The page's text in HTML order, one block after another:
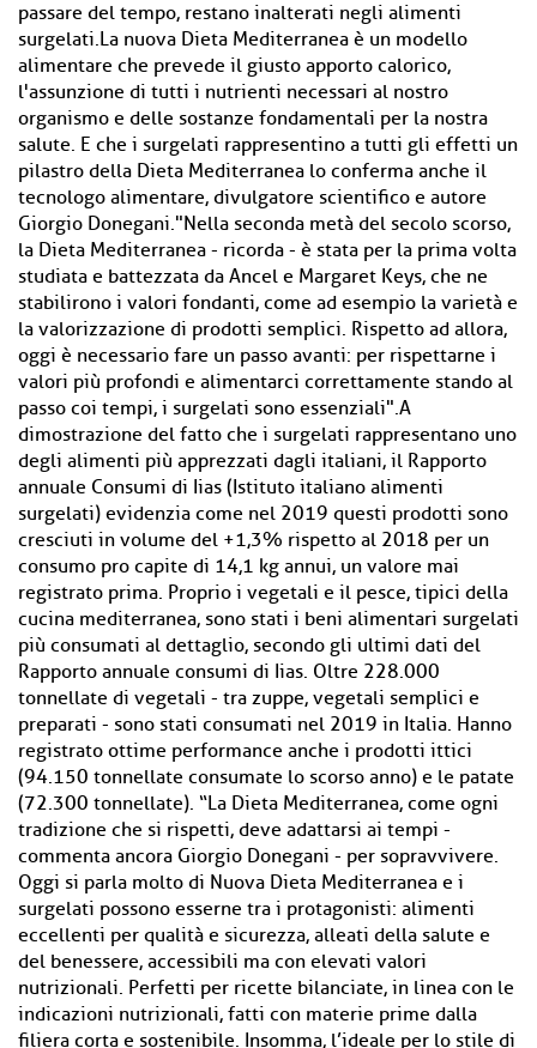
passare del tempo, restano inalterati negli alimenti
surgelati.La nuova Dieta Mediterranea è un modello
alimentare che prevede il giusto apporto calorico,
l'assunzione di tutti i nutrienti necessari al nostro
organismo e delle sostanze fondamentali per la nostra
salute. E che i surgelati rappresentino a tutti gli effetti un
pilastro della Dieta Mediterranea lo conferma anche il
tecnologo alimentare, divulgatore scientifico e autore
Giorgio Donegani."Nella seconda metà del secolo scorso,
la Dieta Mediterranea - ricorda - è stata per la prima volta
studiata e battezzata da Ancel e Margaret Keys, che ne
stabilirono i valori fondanti, come ad esempio la varietà e
la valorizzazione di prodotti semplici. Rispetto ad allora,
oggi è necessario fare un passo avanti: per rispettarne i
valori più profondi e alimentarci correttamente stando al
passo coi tempi, i surgelati sono essenziali".A
dimostrazione del fatto che i surgelati rappresentano uno
degli alimenti più apprezzati dagli italiani, il Rapporto
annuale Consumi di Iias (Istituto italiano alimenti
surgelati) evidenzia come nel 2019 questi prodotti sono
cresciuti in volume del +1,3% rispetto al 2018 per un
consumo pro capite di 14,1 kg annui, un valore mai
registrato prima. Proprio i vegetali e il pesce, tipici della
cucina mediterranea, sono stati i beni alimentari surgelati
più consumati al dettaglio, secondo gli ultimi dati del
Rapporto annuale consumi di Iias. Oltre 228.000
tonnellate di vegetali - tra zuppe, vegetali semplici e
preparati - sono stati consumati nel 2019 in Italia. Hanno
registrato ottime performance anche i prodotti ittici
(94.150 tonnellate consumate lo scorso anno) e le patate
(72.300 tonnellate). “La Dieta Mediterranea, come ogni
tradizione che si rispetti, deve adattarsi ai tempi -
commenta ancora Giorgio Donegani - per sopravvivere.
Oggi si parla molto di Nuova Dieta Mediterranea e i
surgelati possono esserne tra i protagonisti: alimenti
eccellenti per qualità e sicurezza, alleati della salute e
del benessere, accessibili ma con elevati valori
nutrizionali. Perfetti per ricette bilanciate, in linea con le
indicazioni nutrizionali, fatti con materie prime dalla
filiera corta e sostenibile. Insomma, l’ideale per lo stile di